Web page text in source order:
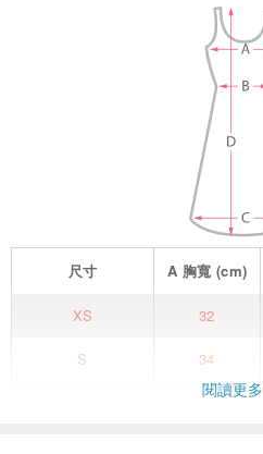
尺寸 A 胸寬 (cm)
XS 32
S 34
36
閱讀更多